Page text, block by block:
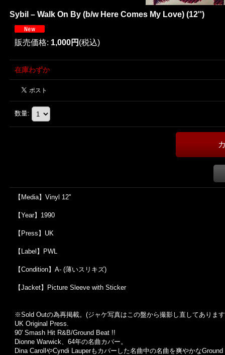
Sybil ‎– Walk On By (b/w Here Comes My Love) (12'')
販売価格: 1,000円 (税込)
在庫わずか
数量:
【Media】Vinyl 12''
【Year】1990
【Press】UK
【Label】PWL
【Condition】A- (薄いスリキズ)
【Jacket】Picture Sleeve with Sticker
※Sold Outの為再掲載。 (ジャケ写真はこの盤から撮影し直してありま
UK Original Press.
90' Smash Hit R&B/Ground Beat !!
Dionne Warwick、64年の名曲カバー。
Dina CarollやCyndi Lauperもカバーした名曲中の名曲を爽やかな